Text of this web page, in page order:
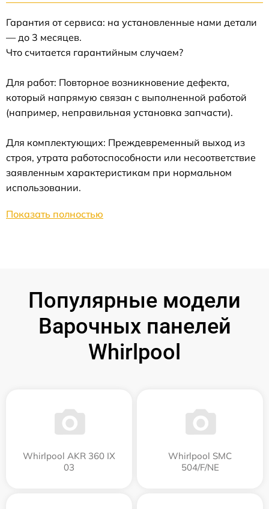
Гарантия от сервиса: на установленные нами детали
— до 3 месяцев.
Что считается гарантийным случаем?
Для работ: Повторное возникновение дефекта,
который напрямую связан с выполненной работой
(например, неправильная установка запчасти).
Для комплектующих: Преждевременный выход из
строя, утрата работоспособности или несоответствие
заявленным характеристикам при нормальном
использовании.
Показать полностью
Популярные модели
Варочных панелей
Whirlpool
Whirlpool AKR 360 IX
03
Whirlpool SMC
504/F/NE